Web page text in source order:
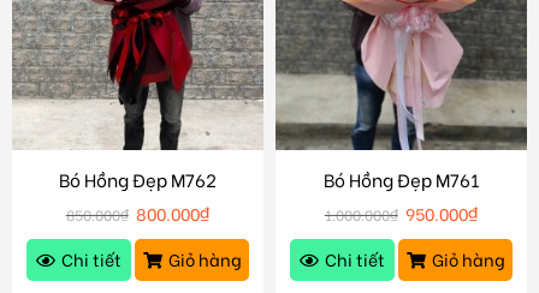
Bó Hồng Đẹp M762
850.000₫ 800.000₫
Chi tiết
Giỏ hàng
Bó Hồng Đẹp M761
1.000.000₫ 950.000₫
Chi tiết
Giỏ hàng